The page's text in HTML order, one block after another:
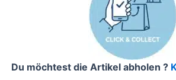
Du möchtest die Artikel abholen ?